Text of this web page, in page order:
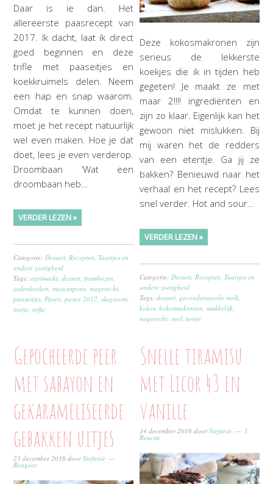
Daar is ie dan. Het
allereerste paasrecept van
2017. Ik dacht, laat ik direct
goed beginnen en deze
trifle met paaseitjes en
koekkruimels delen. Neem
een hap en snap waarom.
Omdat te kunnen doen,
moet je het recept natuurlijk
wel even maken. Hoe je dat
doet, lees je even verderop.
Droombaan ‘Wat een
droombaan heb…
VERDER LEZEN »
Categorie: Dessert Recepten ,Taartjes en
andere zoetigheid
Tags:agrimarkt ,dessert ,frambozen
jodenkoeken ,mascarpone ,nagerecht
paaseitjes Pasen ,pasen 2017 ,slagroom
toetje ,trifle
Deze kokosmakronen zijn
serieus de lekkerste
koekjes die ik in tijden heb
gegeten! Je maakt ze met
maar 2!!!! ingrediënten en
zijn zo klaar. Eigenlijk kan het
gewoon niet mislukken. Bij
mij waren het de redders
van een etentje. Ga jij ze
bakken? Benieuwd naar het
verhaal en het recept? Lees
snel verder. Hot and sour…
VERDER LEZEN »
Categorie: Dessert Recepten ,Taartjes en
andere zoetigheid
Tags:dessert gecondenseerde melk
kokos ,kokosmakronen ,makkelijk
nagerecht ,snel ,toetje
Gepocheerde peer
met sabayon en
gekarameliseerde
gebakken uitjes
23 december 2016 doorStefanie
Reageer
Snelle tiramisu
met Licor 43 en
vanille
14 december 2016 doorStefanie 1
Reactie